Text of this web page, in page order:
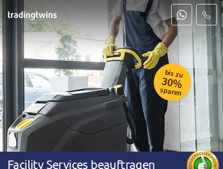
bis zu
30%
sparen
Facility Services beauftragen